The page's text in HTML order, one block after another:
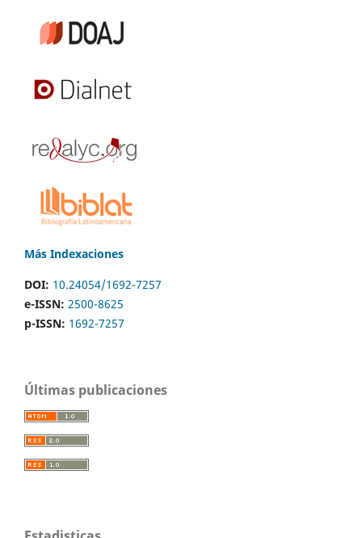
Más Indexaciones
DOI: 10.24054/1692-7257
e-ISSN: 2500-8625
p-ISSN: 1692-7257
Últimas publicaciones